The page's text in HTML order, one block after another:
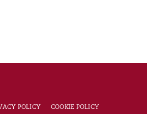
POLICY COOKIE POLICY